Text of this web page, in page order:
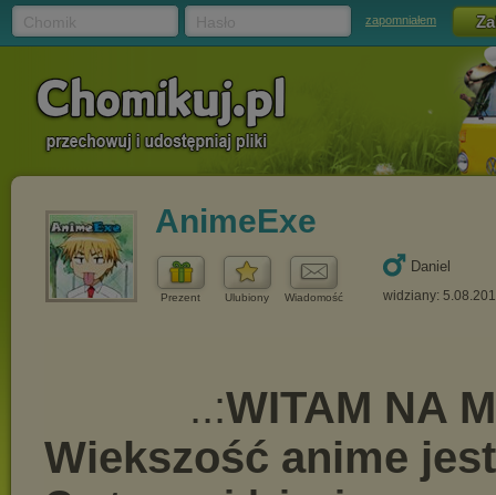
zapomniałem
AnimeExe
Prezent Ulubiony Wiadomość
Daniel
widziany: